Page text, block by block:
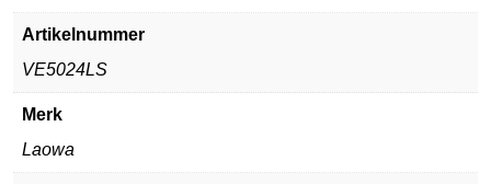
Artikelnummer
VE5024LS
Merk
Laowa